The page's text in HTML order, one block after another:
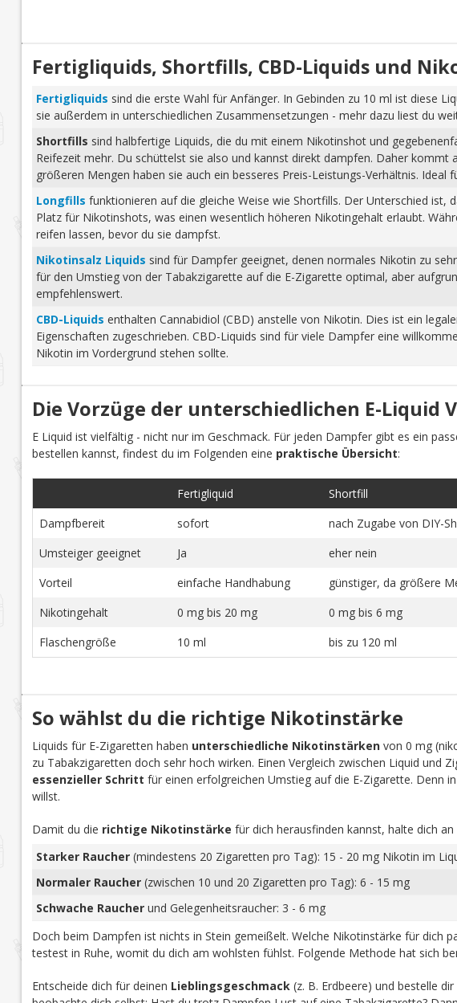
Fertigliquids, Shortfills, CBD-Liquids und
Fertigliquids sind die erste Wahl für Anfänger. In Gebinden zu 10 ml ist diese
sie außerdem in unterschiedlichen Zusammensetzungen - mehr dazu liest du
Shortfills sind halbfertige Liquids, die du mit einem Nikotinshot und
Reifezeit mehr. Du schüttelst sie also und kannst direkt dampfen. Daher
größeren Mengen haben sie auch ein besseres Preis-Leistungs-Verhältnis.
Longfills funktionieren auf die gleiche Weise wie Shortfills. Der Unterschied
Platz für Nikotinshots, was einen wesentlich höheren Nikotingehalt erlaubt.
reifen lassen, bevor du sie dampfst.
Nikotinsalz Liquids sind für Dampfer geeignet, denen normales Nikotin zu
für den Umstieg von der Tabakzigarette auf die E-Zigarette optimal, aber
empfehlenswert.
CBD-Liquids enthalten Cannabidiol (CBD) anstelle von Nikotin. Dies ist ein
Eigenschaften zugeschrieben. CBD-Liquids sind für viele Dampfer eine
Nikotin im Vordergrund stehen sollte.
Die Vorzüge der unterschiedlichen E-Liquid
E Liquid ist vielfältig - nicht nur im Geschmack. Für jeden Dampfer gibt es ein
bestellen kannst, findest du im Folgenden eine praktische Übersicht:
Fertigliquid Shortfill
Dampfbereit
sofort nach Zugabe von DIY-
Umsteiger geeignet
Ja eher nein
Vorteil
einfache Handhabung günstiger, da größere
Nikotingehalt
0 mg bis 20 mg 0 mg bis 6 mg
Flaschengröße
10 ml bis zu 120 ml
So wählst du die richtige Nikotinstärke
Liquids für E-Zigaretten haben unterschiedliche Nikotinstärkenvon 0 mg
zu Tabakzigaretten doch sehr hoch wirken. Einen Vergleich zwischen Liquid und
essenzieller Schritt für einen erfolgreichen Umstieg auf die E-Zigarette. Denn
willst.
Damit du die richtige Nikotinstärke für dich herausfinden kannst, halte dich
Starker Raucher(mindestens 20 Zigaretten pro Tag): 15 - 20 mg Nikotin im
Normaler Raucher(zwischen 10 und 20 Zigaretten pro Tag): 6 - 15 mg
Schwache Raucherund Gelegenheitsraucher: 3 - 6 mg
Doch beim Dampfen ist nichts in Stein gemeißelt. Welche Nikotinstärke für dich
testest in Ruhe, womit du dich am wohlsten fühlst. Folgende Methode hat sich
Entscheide dich für deinen Lieblingsgeschmack(z. B. Erdbeere) und bestelle dir